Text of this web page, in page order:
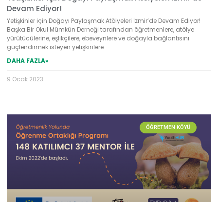
Devam Ediyor!
Yetişkinler için Doğayı Paylaşmak Atölyeleri İzmir’de Devam Ediyor!
Başka Bir Okul Mümkün Derneği tarafından öğretmenlere, atölye
yürütücülerine, eşlikçilere, ebeveynlere ve doğayla bağlantısını
güçlendirmek isteyen yetişkinlere
DAHA FAZLA»
9 Ocak 2023
ÖĞRETMEN KÖYÜ